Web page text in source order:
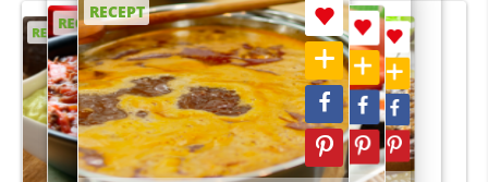
RECEPT
RECEPT
RECEPT
RECEPT
RECEPT